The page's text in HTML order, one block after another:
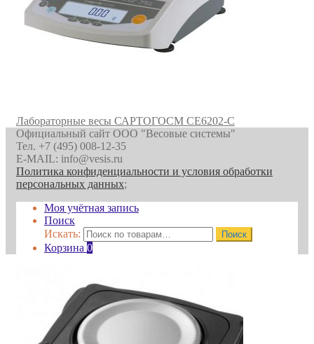
Лабораторные весы САРТОГОСМ CE6202-C
Официальный сайт ООО "Весовые системы"
Тел. +7 (495) 008-12-35
E-MAIL: info@vesis.ru
Политика конфиденциальности и условия обработки
персональных данных;
Моя учётная запись
Поиск
Искать:
Поиск
Корзина 0